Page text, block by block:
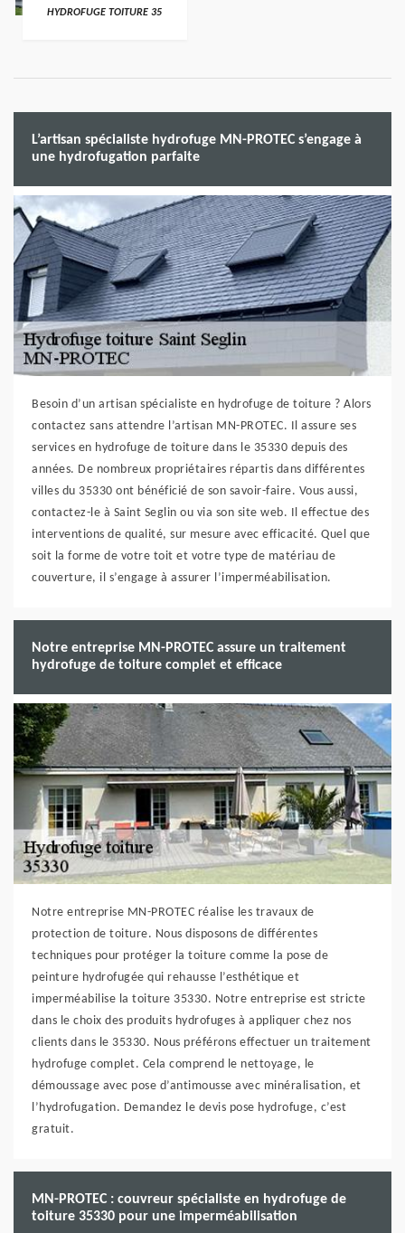
HYDROFUGE TOITURE 35
L’artisan spécialiste hydrofuge MN-PROTEC s’engage à
une hydrofugation parfaite
Besoin d’un artisan spécialiste en hydrofuge de toiture ? Alors
contactez sans attendre l’artisan MN-PROTEC. Il assure ses
services en hydrofuge de toiture dans le 35330 depuis des
années. De nombreux propriétaires répartis dans différentes
villes du 35330 ont bénéficié de son savoir-faire. Vous aussi,
contactez-le à Saint Seglin ou via son site web. Il effectue des
interventions de qualité, sur mesure avec efficacité. Quel que
soit la forme de votre toit et votre type de matériau de
couverture, il s’engage à assurer l’imperméabilisation.
Notre entreprise MN-PROTEC assure un traitement
hydrofuge de toiture complet et efficace
Notre entreprise MN-PROTEC réalise les travaux de
protection de toiture. Nous disposons de différentes
techniques pour protéger la toiture comme la pose de
peinture hydrofugée qui rehausse l’esthétique et
imperméabilise la toiture 35330. Notre entreprise est stricte
dans le choix des produits hydrofuges à appliquer chez nos
clients dans le 35330. Nous préférons effectuer un traitement
hydrofuge complet. Cela comprend le nettoyage, le
démoussage avec pose d’antimousse avec minéralisation, et
l’hydrofugation. Demandez le devis pose hydrofuge, c’est
gratuit.
MN-PROTEC : couvreur spécialiste en hydrofuge de
toiture 35330 pour une imperméabilisation